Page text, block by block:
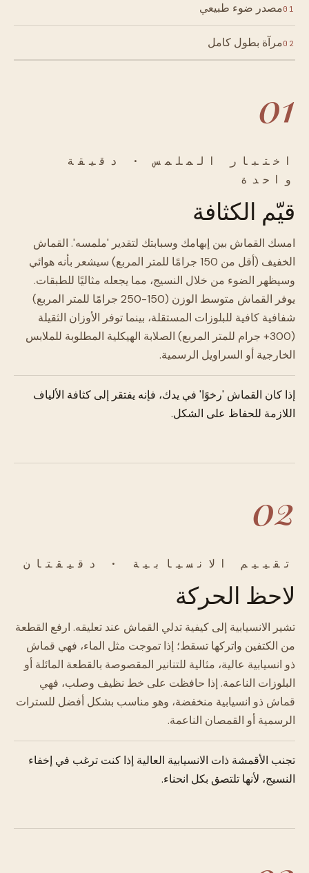
01مصدر ضوء طبيعي
02مرآة بطول كامل
01
اختبار الملمس · دقيقة
واحدة
قيّم الكثافة
امسك القماش بين إبهامك وسبابتك لتقدير 'ملمسه'. القماش
الخفيف (أقل من 150 جرامًا للمتر المربع) سيشعر بأنه هوائي
وسيظهر الضوء من خلال النسيج، مما يجعله مثاليًا للطبقات.
يوفر القماش متوسط الوزن (150-250 جرامًا للمتر المربع)
شفافية كافية للبلوزات المستقلة، بينما توفر الأوزان الثقيلة
(300+ جرام للمتر المربع) الصلابة الهيكلية المطلوبة للملابس
الخارجية أو السراويل الرسمية.
إذا كان القماش 'رخوًا' في يدك، فإنه يفتقر إلى كثافة الألياف
اللازمة للحفاظ على الشكل.
02
تقييم الانسيابية · دقيقتان
لاحظ الحركة
تشير الانسيابية إلى كيفية تدلي القماش عند تعليقه. ارفع القطعة
من الكتفين واتركها تسقط؛ إذا تموجت مثل الماء، فهي قماش
ذو انسيابية عالية، مثالية للتنانير المقصوصة بالقطعة المائلة أو
البلوزات الناعمة. إذا حافظت على خط نظيف وصلب، فهي
قماش ذو انسيابية منخفضة، وهو مناسب بشكل أفضل للسترات
الرسمية أو القمصان الناعمة.
تجنب الأقمشة ذات الانسيابية العالية إذا كنت ترغب في إخفاء
النسيج، لأنها تلتصق بكل انحناء.